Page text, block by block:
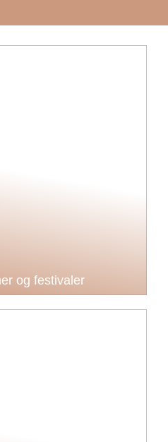
og festivaler